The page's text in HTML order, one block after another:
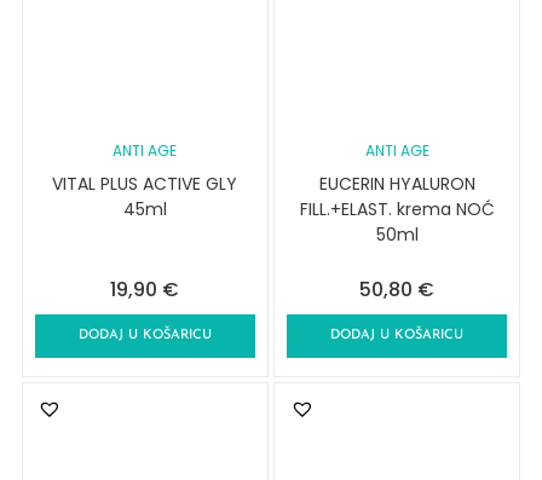
ANTI AGE
VITAL PLUS ACTIVE GLY
45ml
19,90 €
DODAJ U KOŠARICU
ANTI AGE
EUCERIN HYALURON
FILL.+ELAST. krema NOĆ
50ml
50,80 €
DODAJ U KOŠARICU